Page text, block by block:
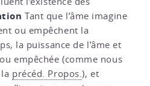
Tant que l’âme imagine
ou empêchent la
la puissance de l’âme et
empêchée (comme nous
précéd. Propos.), et